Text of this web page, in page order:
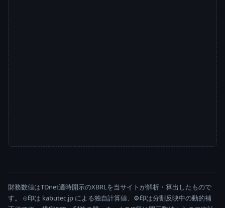
財務数値はTDnet適時開示のXBRLを当サイトが解析・算出したもので
す。 ⊙印は kabutec.jp による独自計算値、⚙印は分割反映中の動的補